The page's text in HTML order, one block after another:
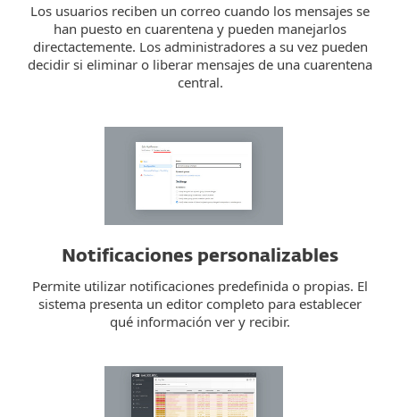
Los usuarios reciben un correo cuando los mensajes se
han puesto en cuarentena y pueden manejarlos
directactemente. Los administradores a su vez pueden
decidir si eliminar o liberar mensajes de una cuarentena
central.
Notificaciones personalizables
Permite utilizar notificaciones predefinida o propias. El
sistema presenta un editor completo para establecer
qué información ver y recibir.